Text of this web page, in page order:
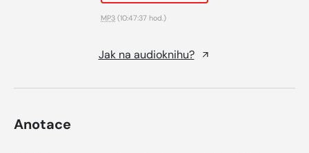
MP3 (10:47:37 hod.)
Jak na audioknihu?
Anotace